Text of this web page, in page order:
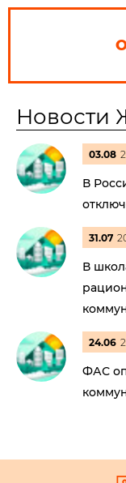
Новости
03.08
В
31.07
В
24.06
ФАС